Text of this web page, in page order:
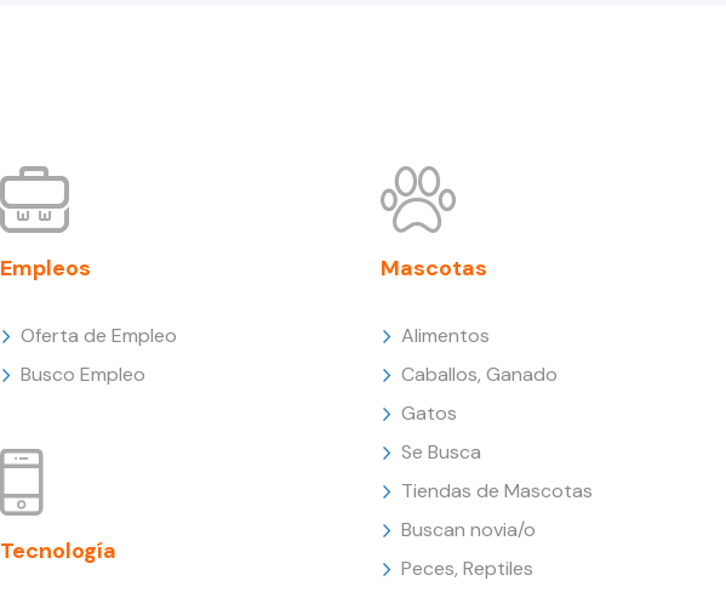
Empleos
Oferta de Empleo
Busco Empleo
Tecnología
Mascotas
Alimentos
Caballos, Ganado
Gatos
Se Busca
Tiendas de Mascotas
Buscan novia/o
Peces, Reptiles